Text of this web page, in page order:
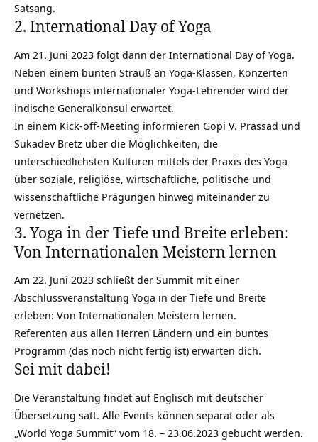
Satsang.
2. International Day of Yoga
Am 21. Juni 2023 folgt dann der International Day of Yoga.
Neben einem bunten Strauß an Yoga-Klassen, Konzerten
und Workshops internationaler Yoga-Lehrender wird der
indische Generalkonsul erwartet.
In einem Kick-off-Meeting informieren Gopi V. Prassad und
Sukadev Bretz über die Möglichkeiten, die
unterschiedlichsten Kulturen mittels der Praxis des Yoga
über soziale, religiöse, wirtschaftliche, politische und
wissenschaftliche Prägungen hinweg miteinander zu
vernetzen.
3. Yoga in der Tiefe und Breite erleben:
Von Internationalen Meistern lernen
Am 22. Juni 2023 schließt der Summit mit einer
Abschlussveranstaltung Yoga in der Tiefe und Breite
erleben: Von Internationalen Meistern lernen.
Referenten aus allen Herren Ländern und ein buntes
Programm (das noch nicht fertig ist) erwarten dich.
Sei mit dabei!
Die Veranstaltung findet auf Englisch mit deutscher
Übersetzung satt. Alle Events können separat oder als
„World Yoga Summit“ vom 18. – 23.06.2023 gebucht werden.